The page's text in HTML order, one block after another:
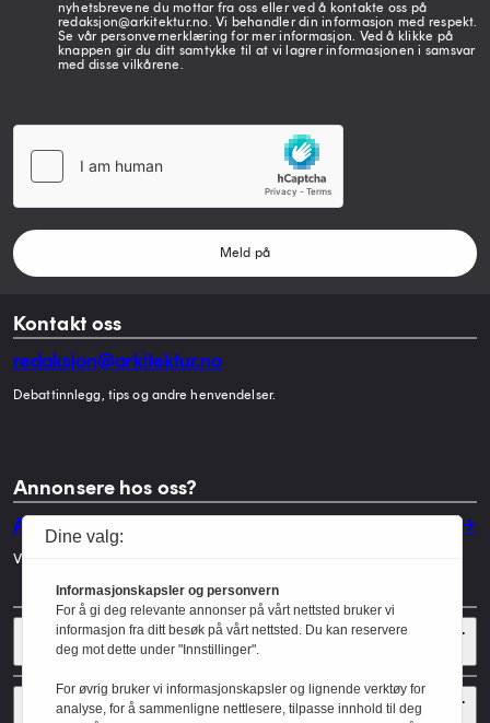
nyhetsbrevene du mottar fra oss eller ved å kontakte oss på
redaksjon@arkitektur.no. Vi behandler din informasjon med respekt.
Se vår personvernerklæring for mer informasjon. Ved å klikke på
knappen gir du ditt samtykke til at vi lagrer informasjonen i samsvar
med disse vilkårene.
Meld på
Kontakt oss
redaksjon@arkitektur.no
Debattinnlegg, tips og andre henvendelser.
Annonsere hos oss?
Annonser
Vil du annonsere i Arkitektur? Les mer her.
Sider
Følg oss
Dine valg:
Informasjonskapsler og personvern
For å gi deg relevante annonser på vårt nettsted bruker vi
informasjon fra ditt besøk på vårt nettsted. Du kan reservere
deg mot dette under "Innstillinger".
For øvrig bruker vi informasjonskapsler og lignende verktøy for
analyse, for å sammenligne nettlesere, tilpasse innhold til deg